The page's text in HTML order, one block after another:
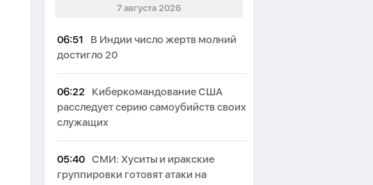
7 августа 2026
06:51
В Индии число жертв молний
достигло 20
06:22
Киберкомандование США
расследует серию самоубийств своих
служащих
05:40 СМИ: Хуситы и иракские
группировки готовят атаки на